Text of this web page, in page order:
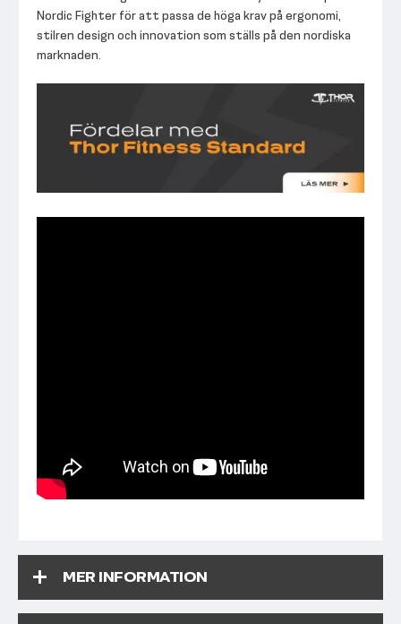
Nordic Fighter för att passa de höga krav på ergonomi,
stilren design och innovation som ställs på den nordiska
marknaden.
MER INFORMATION